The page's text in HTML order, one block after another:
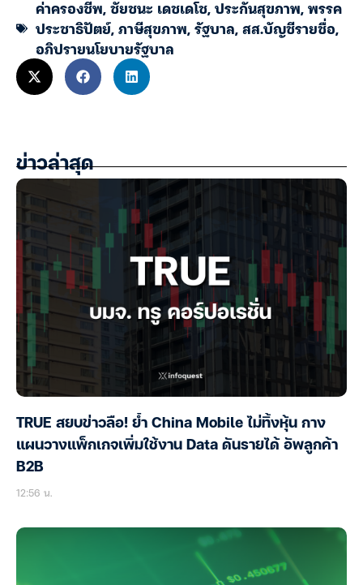
ค่าครองชีพ,ชัยชนะ เดชเดโช,ประกันสุขภาพ,พรรค
ประชาธิปัตย์,ภาษีสุขภาพ,รัฐบาล,สส.บัญชีรายชื่อ,
อภิปรายนโยบายรัฐบาล
ข่าวล่าสุด
TRUE สยบข่าวลือ! ย้ำ China Mobile ไม่ทิ้งหุ้น กาง
แผนวางแพ็กเกจเพิ่มใช้งาน Data ดันรายได้ อัพลูกค้า
B2B
12:56 น.